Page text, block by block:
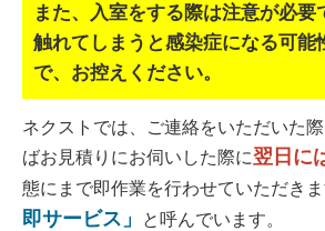
また、入室をする際は注意が必要
触れてしまうと感染症になる可能
で、お控えください。
ネクストでは、ご連絡をいただいた
ばお見積りにお伺いした際に翌日に
態にまで即作業を行わせていただき
即サービス」
と呼んでいます。